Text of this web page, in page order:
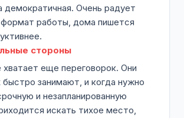
Очень радует
формат работы, дома пишется
стороны
еще переговорок. Они
быстро занимают, и когда нужно
и незапланированную
искать тихое место,